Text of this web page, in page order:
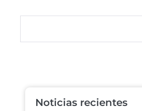
Noticias recientes